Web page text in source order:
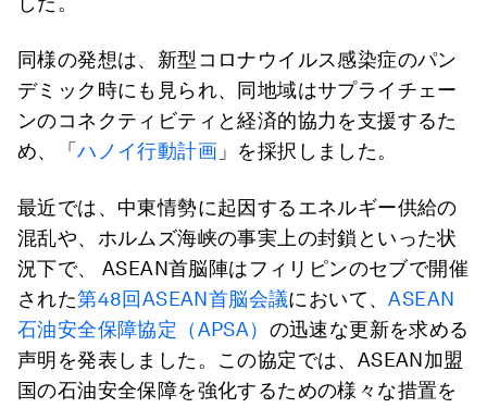
同様の発想は、新型コロナウイルス感染症のパン
デミック時にも見られ、同地域はサプライチェー
ンのコネクティビティと経済的協力を支援するた
め、「ハノイ行動計画 」を採択しました。
最近では、中東情勢に起因するエネルギー供給の
混乱や、ホルムズ海峡の事実上の封鎖といった状
況下で、 ASEAN首脳陣はフィリピンのセブで開催
された第48回ASEAN首脳会議において、ASEAN
石油安全保障協定（APSA） の迅速な更新を求める
声明を発表しました。この協定では、ASEAN加盟
国の石油安全保障を強化するための様々な措置を